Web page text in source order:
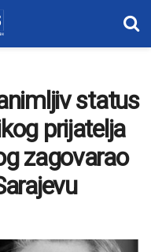
status
prijatelja
zagovarao